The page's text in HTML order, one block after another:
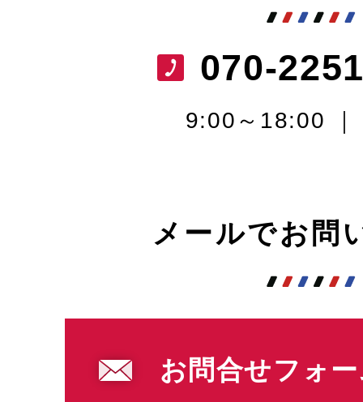
070-
9:00～18:00 ｜
メールでお問
お問合せフォ